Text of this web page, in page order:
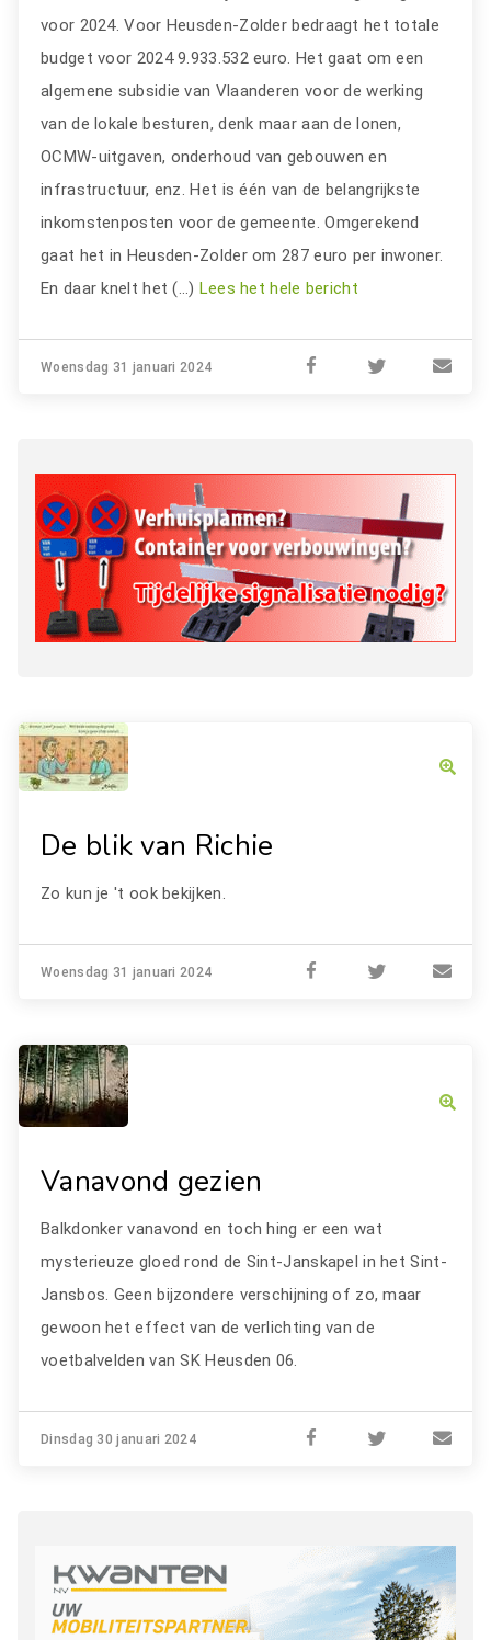
voor 2024. Voor Heusden-Zolder bedraagt het totale
budget voor 2024 9.933.532 euro. Het gaat om een
algemene subsidie van Vlaanderen voor de werking
van de lokale besturen, denk maar aan de lonen,
OCMW-uitgaven, onderhoud van gebouwen en
infrastructuur, enz. Het is één van de belangrijkste
inkomstenposten voor de gemeente. Omgerekend
gaat het in Heusden-Zolder om 287 euro per inwoner.
En daar knelt het (…) Lees het hele bericht
Woensdag 31 januari 2024
De blik van Richie
Zo kun je 't ook bekijken.
Woensdag 31 januari 2024
Vanavond gezien
Balkdonker vanavond en toch hing er een wat
mysterieuze gloed rond de Sint-Janskapel in het Sint-
Jansbos. Geen bijzondere verschijning of zo, maar
gewoon het effect van de verlichting van de
voetbalvelden van SK Heusden 06.
Dinsdag 30 januari 2024